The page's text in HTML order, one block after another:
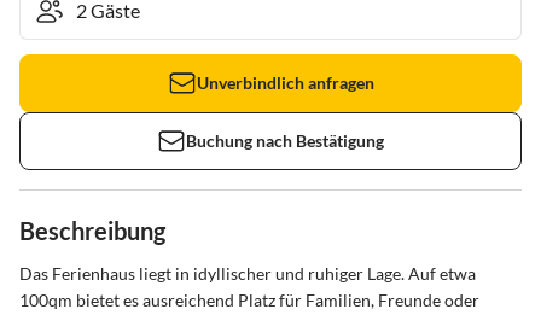
Unverbindlich anfragen
Buchung nach Bestätigung
Beschreibung
Das Ferienhaus liegt in idyllischer und ruhiger Lage. Auf etwa
100qm bietet es ausreichend Platz für Familien, Freunde oder